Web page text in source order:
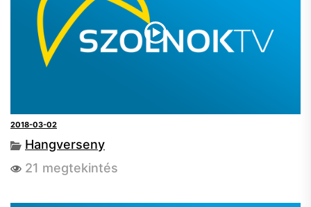
2018-03-02
Hangverseny
21 megtekintés